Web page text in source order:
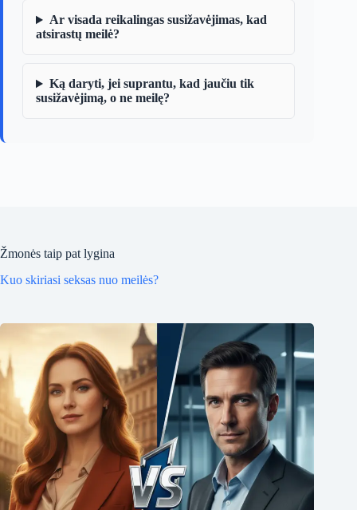
Ar visada reikalingas susižavėjimas, kad
atsirastų meilė?
Ką daryti, jei suprantu, kad jaučiu tik
susižavėjimą, o ne meilę?
Žmonės taip pat lygina
Kuo skiriasi seksas nuo meilės?